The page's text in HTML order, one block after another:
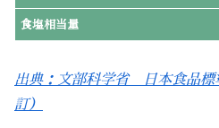
食塩相当量
出典：文部科学省 日本食品標
訂）